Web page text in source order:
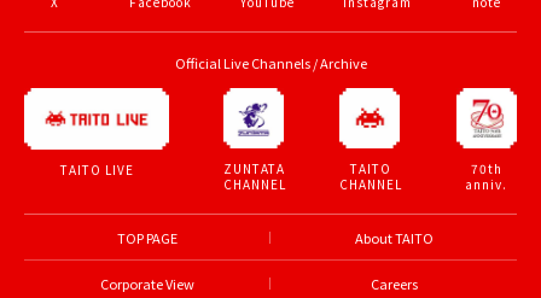
Official Live Channels / Archive
TAITO LIVE
ZUNTATA
CHANNEL
TAITO
CHANNEL
70th
anniv.
TOP PAGE About TAITO
Corporate View Careers